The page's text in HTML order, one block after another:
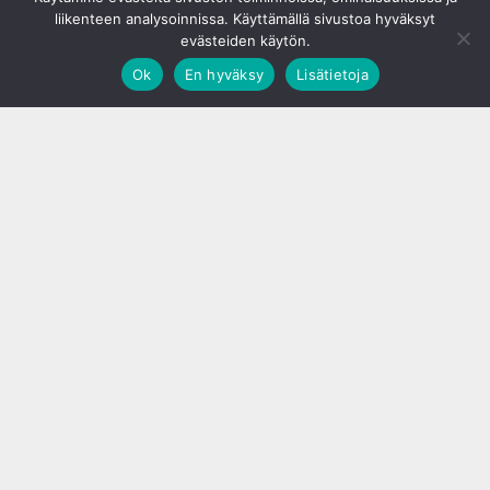
liikenteen analysoinnissa. Käyttämällä sivustoa hyväksyt
evästeiden käytön.
Ok
En hyväksy Lisätietoja